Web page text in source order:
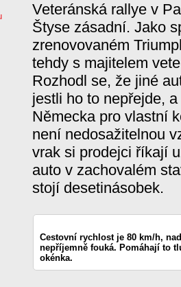
Veteránská rallye v
Štyse zásadní. Jako
zrenovovaném
tehdy s majitelem
Rozhodl se, že jiné
jestli ho to nepřejde,
Německa pro vlastní
není nedosažitelnou
vrak si prodejci říkají
auto v zachovalém
stojí desetinásobek.
Cestovní rychlost je 80 km/h,
nepříjemně fouká. Pomáhají to
okénka.